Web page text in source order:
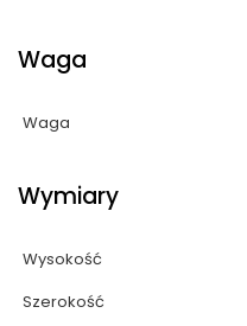
Waga
Waga
Wymiary
Wysokość
Szerokość